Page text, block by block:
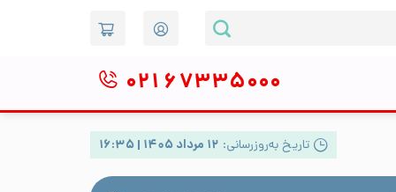
۰۲۱ ۶۷۳۳۵۰۰۰
تاریخ به‌روزرسانی: ۱۲ مرداد ۱۴۰۵ | ۱۶:۳۵